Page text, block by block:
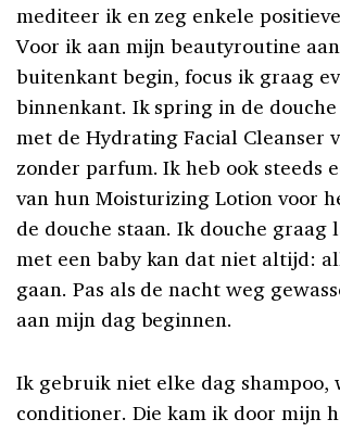
mediteer ik en zeg enkele
Voor ik aan mijn beautyroutine
buitenkant begin, focus ik graag
binnenkant. Ik spring in de douche
met de Hydrating Facial Cleanser
zonder parfum. Ik heb ook steeds
van hun Moisturizing Lotion voor
de douche staan. Ik douche graag
met een baby kan dat niet altijd:
gaan. Pas als de nacht weg
aan mijn dag beginnen.
Ik gebruik niet elke dag shampoo,
conditioner. Die kam ik door mijn